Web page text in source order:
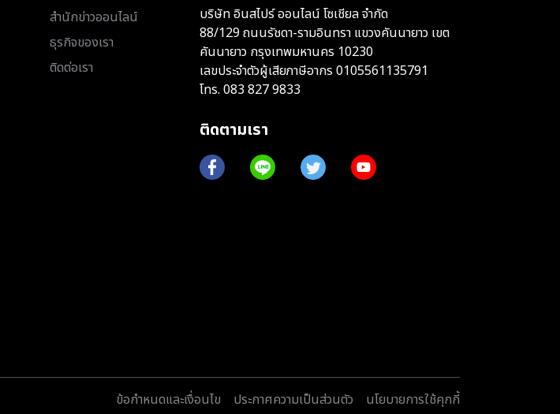
สำนักข่าวออนไลน์
ธุรกิจของเรา
ติดต่อเรา
บริษัท อินสไปร์ ออนไลน์ โซเชียล จำกัด
88/129 ถนนรัชดา-รามอินทรา แขวงคันนายาว เขต
คันนายาว กรุงเทพมหานคร 10230
เลขประจำตัวผู้เสียภาษีอากร 0105561135791
โทร. 083 827 9833
ติดตามเรา
ข้อกำหนดและเงื่อนไข ประกาศความเป็นส่วนตัว นโยบายการใช้คุกกี้